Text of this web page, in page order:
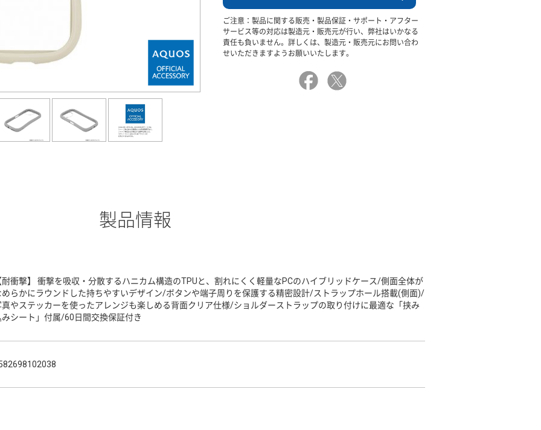
ご注意：製品に関する販売・製品保証・サポート・アフター
サービス等の対応は製造元・販売元が行い、弊社はいかなる
責任も負いません。詳しくは、製造元・販売元にお問い合わ
せいただきますようお願いいたします。
製品情報
耐衝撃】 衝撃を吸収・分散するハニカム構造のTPUと、割れにくく軽量なPCのハイブリッドケース/側面全体が
めらかにラウンドした持ちやすいデザイン/ボタンや端子周りを保護する精密設計/ストラップホール搭載(側面)/
真やステッカーを使ったアレンジも楽しめる背面クリア仕様/ショルダーストラップの取り付けに最適な「挟み
みシート」付属/60日間交換保証付き